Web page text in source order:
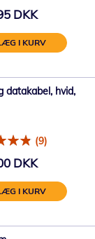
DKK
I KURV
datakabel, hvid,
(9)
DKK
I KURV